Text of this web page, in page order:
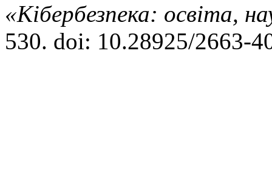
«Кібербезпека: освіта,
530. doi: 10.28925/2663-